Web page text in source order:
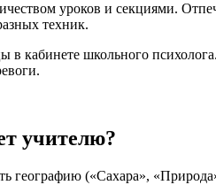
уроков и секциями.
техник.
кабинете школьного
учителю?
географию («Сахара»,